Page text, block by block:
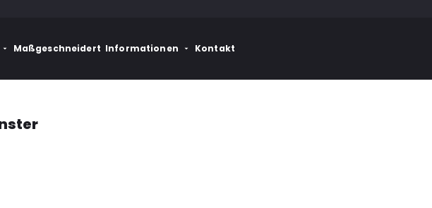
Maßgeschneidert Informationen Kontakt